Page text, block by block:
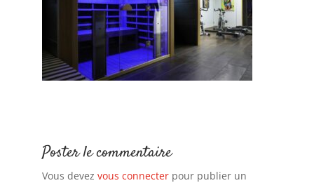
Poster le commentaire
Vous devez vous connecterpour publier un